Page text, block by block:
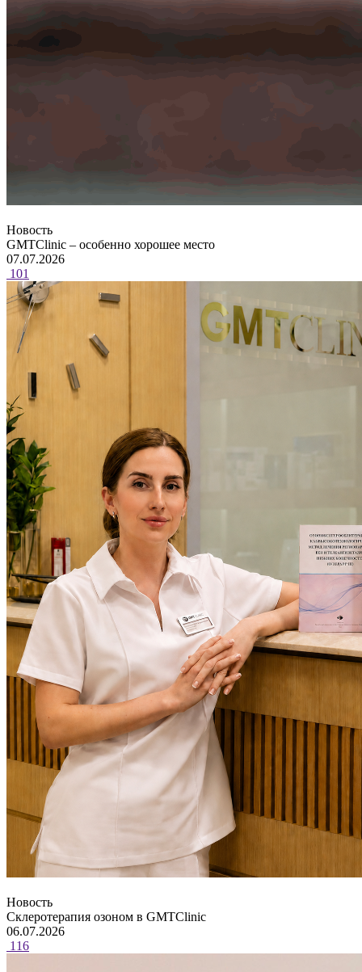
Новость
GMTClinic – особенно хорошее место
07.07.2026
101
Новость
Склеротерапия озоном в GMTClinic
06.07.2026
116